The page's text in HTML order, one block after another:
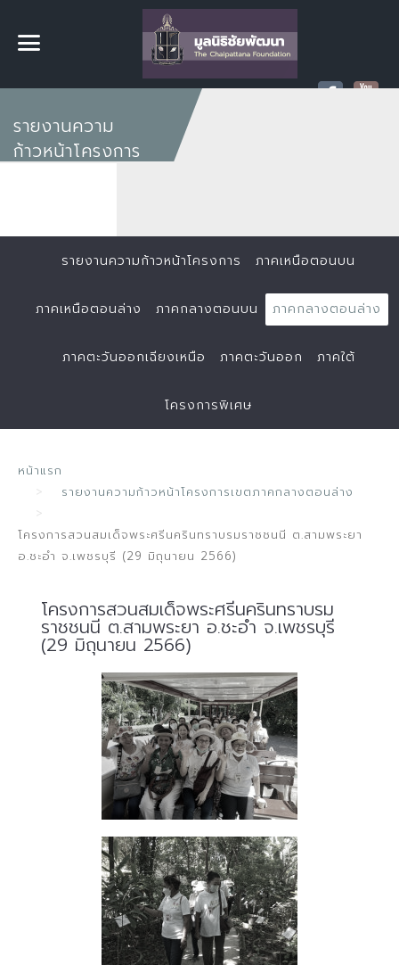
รายงานความ
ก้าวหน้าโครงการ
รายงานความก้าวหน้าโครงการ ภาคเหนือตอนบน
ภาคเหนือตอนล่าง ภาคกลางตอนบน ภาคกลางตอนล่าง
ภาคตะวันออกเฉียงเหนือ ภาคตะวันออก ภาคใต้
โครงการพิเศษ
หน้าแรก
รายงานความก้าวหน้าโครงการเขตภาคกลางตอนล่าง
โครงการสวนสมเด็จพระศรีนครินทราบรมราชชนนี ต.สามพระยา
อ.ชะอำ จ.เพชรบุรี (29 มิถุนายน 2566)
โครงการสวนสมเด็จพระศรีนครินทราบรม
ราชชนนี ต.สามพระยา อ.ชะอำ จ.เพชรบุรี
(29 มิถุนายน 2566)